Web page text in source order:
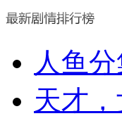
人鱼
天才